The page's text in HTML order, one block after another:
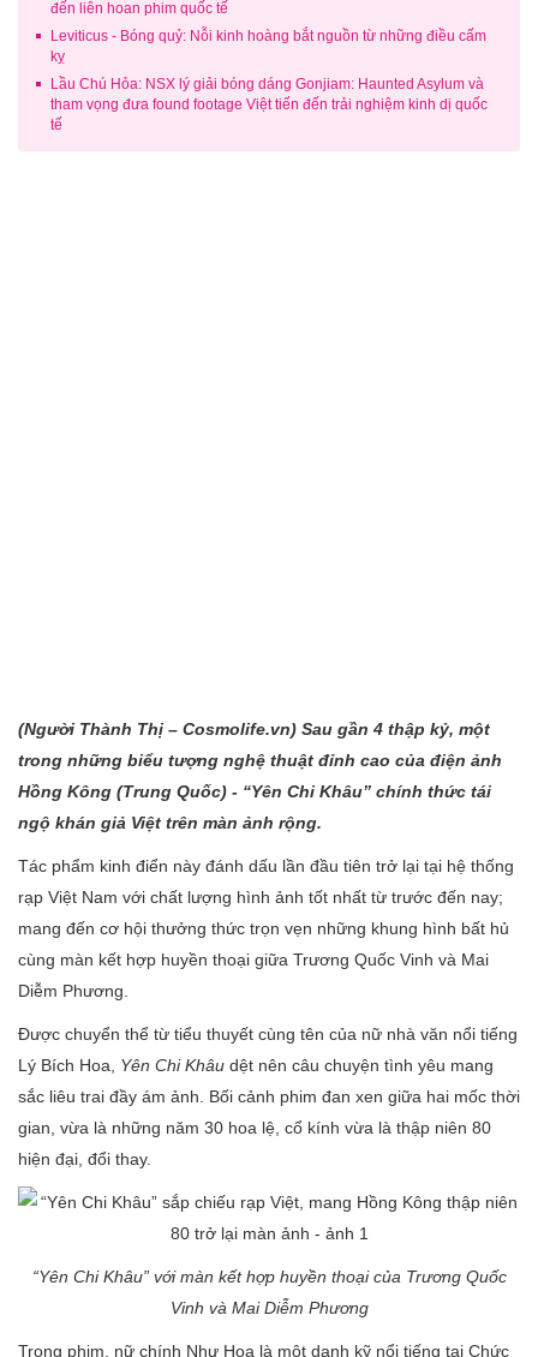
đến liên hoan phim quốc tế
Leviticus - Bóng quỷ: Nỗi kinh hoàng bắt nguồn từ những điều cấm
kỵ
Lầu Chú Hỏa: NSX lý giải bóng dáng Gonjiam: Haunted Asylum và
tham vọng đưa found footage Việt tiến đến trải nghiệm kinh dị quốc
tế
(Người Thành Thị – Cosmolife.vn) Sau gần 4 thập kỷ, một
trong những biểu tượng nghệ thuật đỉnh cao của điện ảnh
Hồng Kông (Trung Quốc) - “Yên Chi Khâu” chính thức tái
ngộ khán giả Việt trên màn ảnh rộng.
Tác phẩm kinh điển này đánh dấu lần đầu tiên trở lại tại hệ thống
rạp Việt Nam với chất lượng hình ảnh tốt nhất từ trước đến nay;
mang đến cơ hội thưởng thức trọn vẹn những khung hình bất hủ
cùng màn kết hợp huyền thoại giữa Trương Quốc Vinh và Mai
Diễm Phương.
Được chuyển thể từ tiểu thuyết cùng tên của nữ nhà văn nổi tiếng
Lý Bích Hoa, Yên Chi Khâu dệt nên câu chuyện tình yêu mang
sắc liêu trai đầy ám ảnh. Bối cảnh phim đan xen giữa hai mốc thời
gian, vừa là những năm 30 hoa lệ, cổ kính vừa là thập niên 80
hiện đại, đổi thay.
“Yên Chi Khâu” với màn kết hợp huyền thoại của Trương Quốc
Vinh và Mai Diễm Phương
Trong phim, nữ chính Như Hoa là một danh kỹ nổi tiếng tại Chức